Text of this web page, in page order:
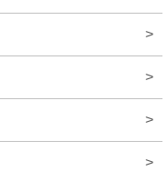
>
>
>
>